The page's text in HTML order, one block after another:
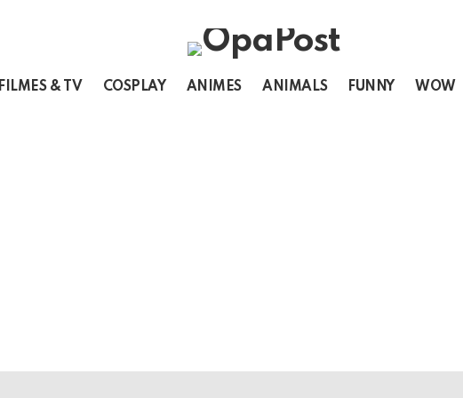
FILMES & TV COSPLAY ANIMES ANIMALS FUNNY WOW